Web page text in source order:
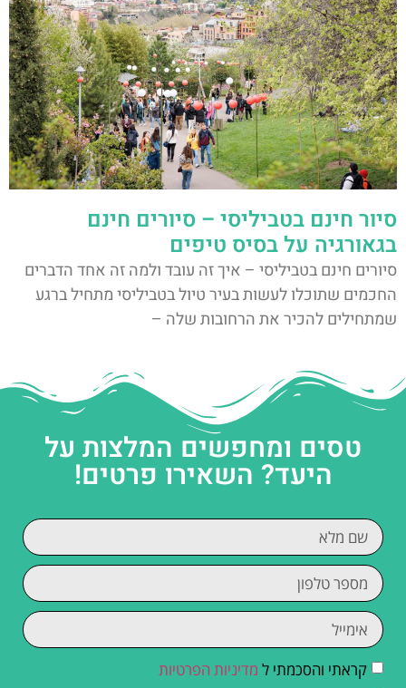
סיור חינם בטביליסי – סיורים חינם
בגאורגיה על בסיס טיפים
סיורים חינם בטביליסי – איך זה עובד ולמה זה אחד הדברים
החכמים שתוכלו לעשות בעיר טיול בטביליסי מתחיל ברגע
שמתחילים להכיר את הרחובות שלה –
טסים ומחפשים המלצות על
היעד? השאירו פרטים!
קראתי והסכמתי ל מדיניות הפרטיות